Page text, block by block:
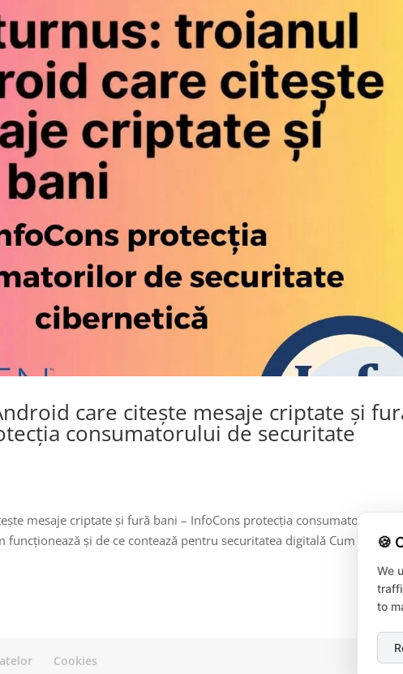
care citește mesaje criptate și
consumatorului de securitate
mesaje criptate și fură bani – InfoCons protecția consumatorului de
funcționează și de ce contează pentru securitatea digitală Cum
Cookies
🍪
We
to